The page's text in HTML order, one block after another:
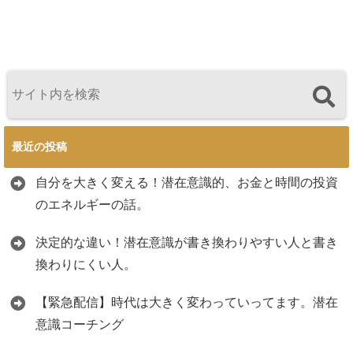
最近の投稿
自分を大きく変える！潜在意識的、お金と時間の投資
のエネルギーの話。
決定的な違い！潜在意識が書き換わりやすい人と書き
換わりにくい人。
【緊急配信】時代は大きく変わっていってます。潜在
意識コーチング